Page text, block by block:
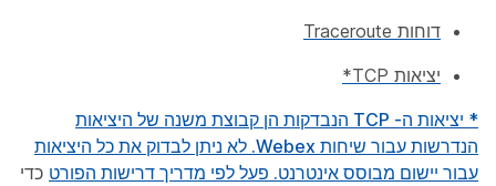
דוחות Traceroute
יציאות TCP*
* יציאות ה- TCP הנבדקות הן קבוצת משנה של היציאות
הנדרשות עבור שיחות Webex. לא ניתן לבדוק את כל היציאות
עבור יישום מבוסס אינטרנט. פעל לפי מדריך דרישות הפורט כדי